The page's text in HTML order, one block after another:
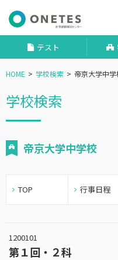
テスト
HOME 学校検索 帝京大学中学
学校検索
帝京大学中学校
TOP 行事日程
1200101
第１回・２科